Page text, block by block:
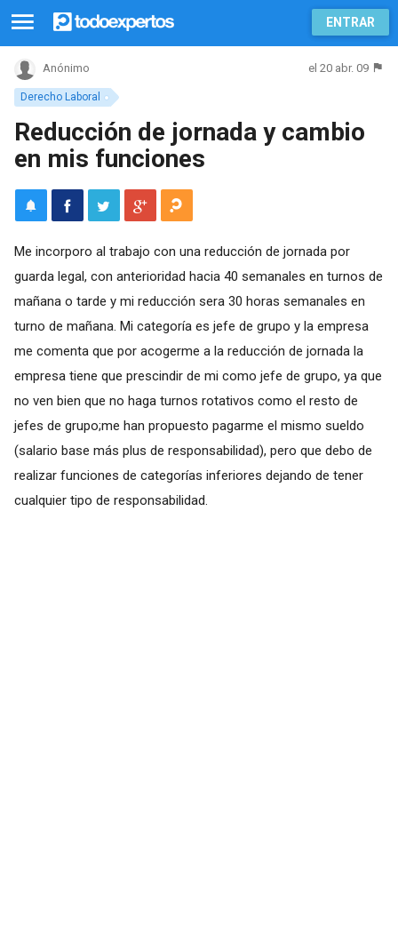
ENTRAR
Derecho Laboral
Anónimo el 20 abr. 09
Reducción de jornada y cambio
en mis funciones
Me incorporo al trabajo con una reducción de jornada por
guarda legal, con anterioridad hacia 40 semanales en turnos de
mañana o tarde y mi reducción sera 30 horas semanales en
turno de mañana. Mi categoría es jefe de grupo y la empresa
me comenta que por acogerme a la reducción de jornada la
empresa tiene que prescindir de mi como jefe de grupo, ya que
no ven bien que no haga turnos rotativos como el resto de
jefes de grupo;me han propuesto pagarme el mismo sueldo
(salario base más plus de responsabilidad), pero que debo de
realizar funciones de categorías inferiores dejando de tener
cualquier tipo de responsabilidad.